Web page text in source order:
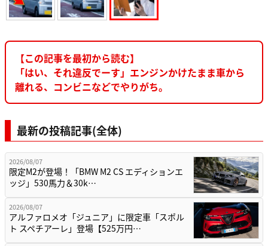
【この記事を最初から読む】
「はい、それ違反でーす」エンジンかけたまま車から
離れる、コンビニなどでやりがち。
最新の投稿記事(全体)
2026/08/07
限定M2が登場！「BMW M2 CS エディションエ
ッジ」530馬力＆30k…
2026/08/07
アルファロメオ「ジュニア」に限定車「スポル
ト スペチアーレ」登場【525万円…